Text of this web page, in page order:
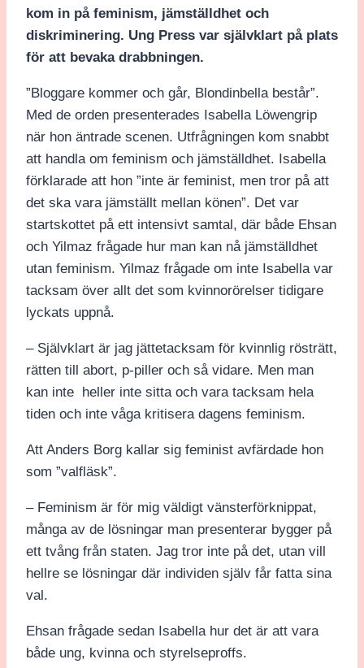
kom in på feminism, jämställdhet och
diskriminering. Ung Press var självklart på plats
för att bevaka drabbningen.
”Bloggare kommer och går, Blondinbella består”.
Med de orden presenterades Isabella Löwengrip
när hon äntrade scenen. Utfrågningen kom snabbt
att handla om feminism och jämställdhet. Isabella
förklarade att hon ”inte är feminist, men tror på att
det ska vara jämställt mellan könen”. Det var
startskottet på ett intensivt samtal, där både Ehsan
och Yilmaz frågade hur man kan nå jämställdhet
utan feminism. Yilmaz frågade om inte Isabella var
tacksam över allt det som kvinnorörelser tidigare
lyckats uppnå.
– Självklart är jag jättetacksam för kvinnlig rösträtt,
rätten till abort, p-piller och så vidare. Men man
kan inte heller inte sitta och vara tacksam hela
tiden och inte våga kritisera dagens feminism.
Att Anders Borg kallar sig feminist avfärdade hon
som ”valfläsk”.
– Feminism är för mig väldigt vänsterförknippat,
många av de lösningar man presenterar bygger på
ett tvång från staten. Jag tror inte på det, utan vill
hellre se lösningar där individen själv får fatta sina
val.
Ehsan frågade sedan Isabella hur det är att vara
både ung, kvinna och styrelseproffs.